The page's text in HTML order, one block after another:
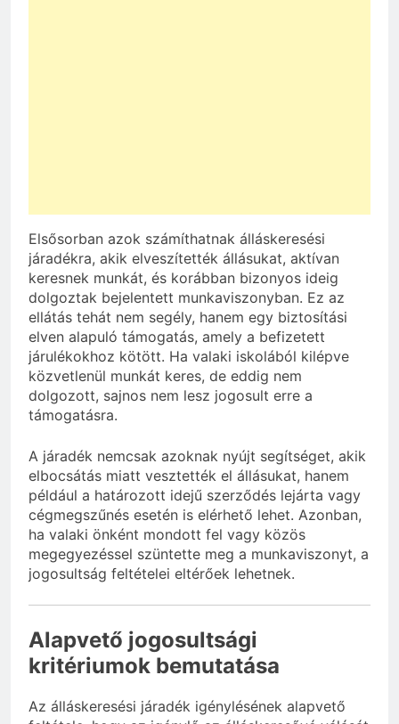
Elsősorban azok számíthatnak álláskeresési
járadékra, akik elveszítették állásukat, aktívan
keresnek munkát, és korábban bizonyos ideig
dolgoztak bejelentett munkaviszonyban. Ez az
ellátás tehát nem segély, hanem egy biztosítási
elven alapuló támogatás, amely a befizetett
járulékokhoz kötött. Ha valaki iskolából kilépve
közvetlenül munkát keres, de eddig nem
dolgozott, sajnos nem lesz jogosult erre a
támogatásra.
A járadék nemcsak azoknak nyújt segítséget, akik
elbocsátás miatt vesztették el állásukat, hanem
például a határozott idejű szerződés lejárta vagy
cégmegszűnés esetén is elérhető lehet. Azonban,
ha valaki önként mondott fel vagy közös
megegyezéssel szüntette meg a munkaviszonyt, a
jogosultság feltételei eltérőek lehetnek.
Alapvető jogosultsági
kritériumok bemutatása
Az álláskeresési járadék igénylésének alapvető